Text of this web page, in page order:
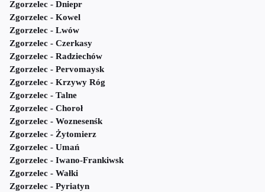
Zgorzelec - Dniepr
Zgorzelec - Kowel
Zgorzelec - Lwów
Zgorzelec - Czerkasy
Zgorzelec - Radziechów
Zgorzelec - Pervomaysk
Zgorzelec - Krzywy Róg
Zgorzelec - Talne
Zgorzelec - Choroł
Zgorzelec - Woznesenśk
Zgorzelec - Żytomierz
Zgorzelec - Umań
Zgorzelec - Iwano-Frankiwsk
Zgorzelec - Wałki
Zgorzelec - Pyriatyn